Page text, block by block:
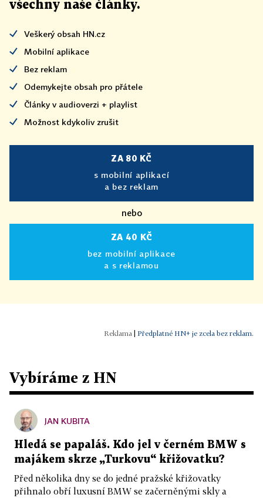
všechny naše články.
Veškerý obsah HN.cz
Mobilní aplikace
Bez reklam
Odemykejte obsah pro přátele
Články v audioverzi + playlist
Možnost kdykoliv zrušit
ZA 80 KČ
s mobilní aplikací
a bez reklam
nebo
ZA 40 KČ
bez mobilní aplikace
a s reklamou
Předplatné HN+ je zcela bez reklam.
Vybíráme z HN
JAN KUBITA
Hledá se papaláš. Kdo jel v černém BMW s
majákem skrze „Turkovu“ křižovatku?
Před několika dny se do jedné pražské křižovatky
přihnalo obří luxusní BMW se začerněnými skly a